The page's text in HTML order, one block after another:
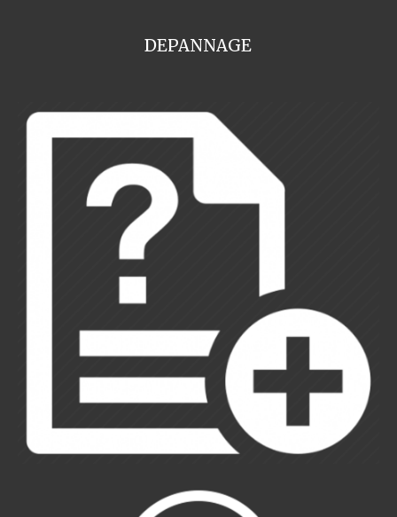
DEPANNAGE